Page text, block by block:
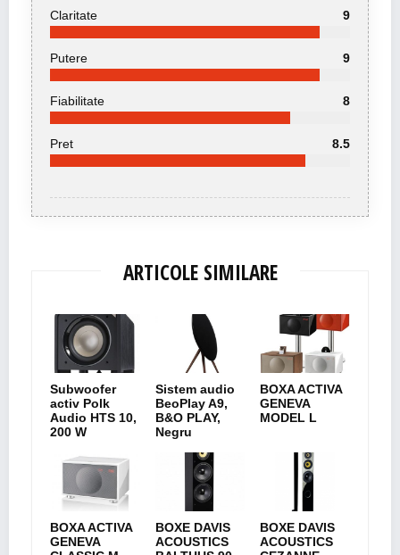
Claritate 9
Putere 9
Fiabilitate 8
Pret 8.5
ARTICOLE SIMILARE
Subwoofer
activ Polk
Audio HTS 10,
200 W
Sistem audio
BeoPlay A9,
B&O PLAY,
Negru
BOXA ACTIVA
GENEVA
MODEL L
BOXA ACTIVA
GENEVA
BOXE DAVIS
ACOUSTICS
BOXE DAVIS
ACOUSTICS